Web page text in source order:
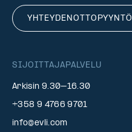
YHTEYDENOTTOPYYNTÖ
SIJOITTAJAPALVELU
Arkisin 9.30–16.30
+358 9 4766 9701
info@evli.com